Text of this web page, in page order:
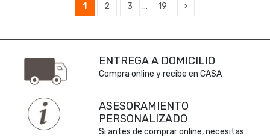
1 2 3 … 19
ENTREGA A DOMICILIO
Compra online y recibe en CASA
ASESORAMIENTO
PERSONALIZADO
Si antes de comprar online, necesitas